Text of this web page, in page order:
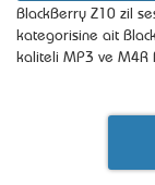
BlackBerry Z10 zil
kategorisine ait
kaliteli MP3 ve M4R